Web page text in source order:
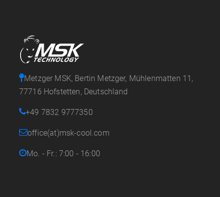
Metzger MSK, Bertin Metzger, Mühlenmatten 11,
77716 Hofstetten, Deutschland
+49 7832 9777350
office(at)msk-cool.com
Mo. - Fr.: 7:00 - 16:00